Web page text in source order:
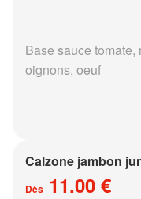
Base sauce
oignons, oeuf
Calzone jambon
Dès 11.00 €